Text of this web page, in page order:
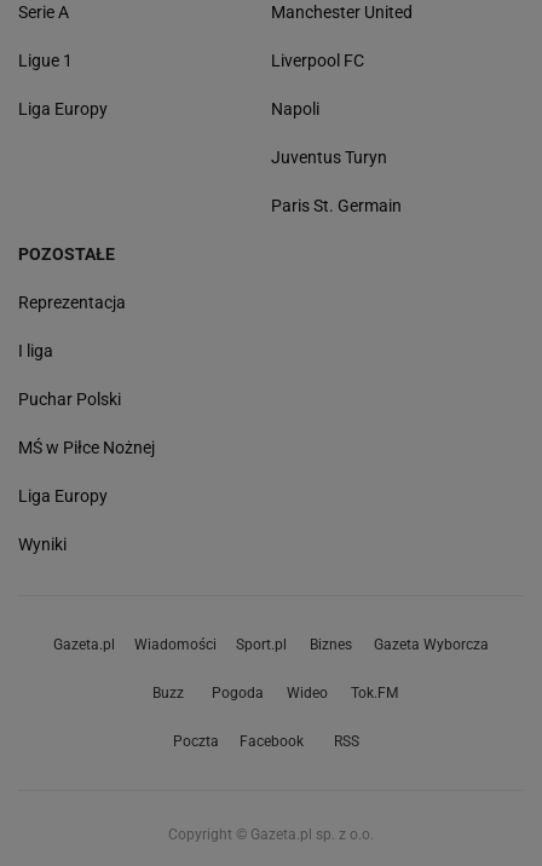
Serie A
Ligue 1
Liga Europy
Manchester United
Liverpool FC
Napoli
Juventus Turyn
Paris St. Germain
POZOSTAŁE
Reprezentacja
I liga
Puchar Polski
MŚ w Piłce Nożnej
Liga Europy
Wyniki
Gazeta.pl Wiadomości Sport.pl Biznes Gazeta Wyborcza
Buzz Pogoda Wideo Tok.FM
Poczta Facebook RSS
Copyright © Gazeta.pl sp. z o.o.